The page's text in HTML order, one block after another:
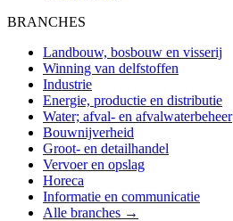
BRANCHES
Landbouw, bosbouw en visserij
Winning van delfstoffen
Industrie
Energie, productie en distributie
Water; afval- en afvalwaterbeheer
Bouwnijverheid
Groot- en detailhandel
Vervoer en opslag
Horeca
Informatie en communicatie
Alle branches →